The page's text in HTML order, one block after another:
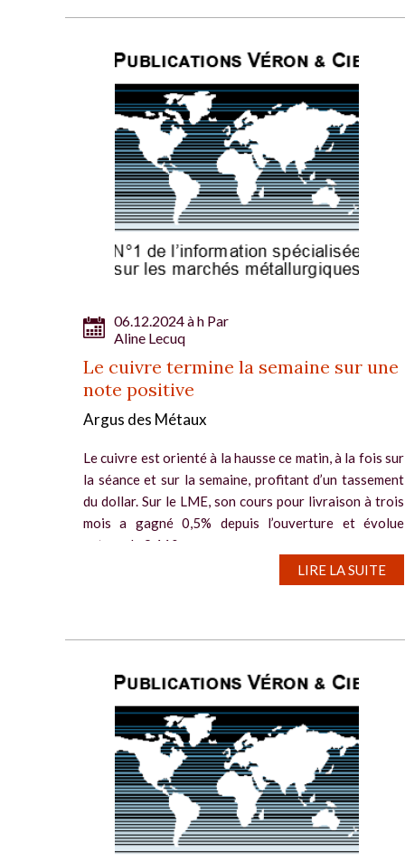
06.12.2024 à h Par
Aline Lecuq
Le cuivre termine la semaine sur une
note positive
Argus des Métaux
Le cuivre est orienté à la hausse ce matin, à la fois sur
la séance et sur la semaine, profitant d’un tassement
du dollar. Sur le LME, son cours pour livraison à trois
mois a gagné 0,5% depuis l’ouverture et évolue
autour de 9.110...
LIRE LA SUITE